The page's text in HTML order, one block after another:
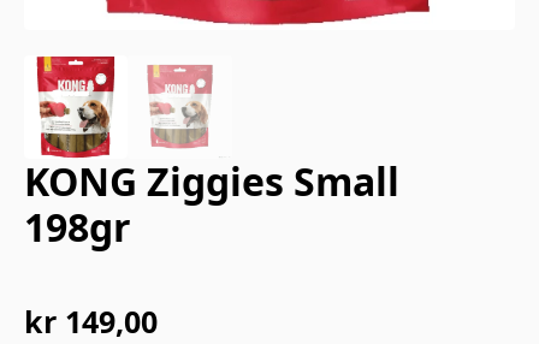
KONG Ziggies Small
198gr
kr 149,00